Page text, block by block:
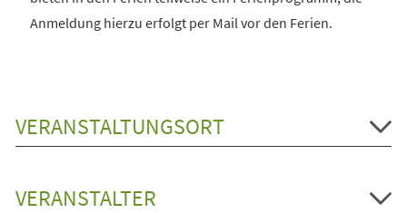
Anmeldung hierzu erfolgt per Mail vor den Ferien.
VERANSTALTUNGSORT
VERANSTALTER